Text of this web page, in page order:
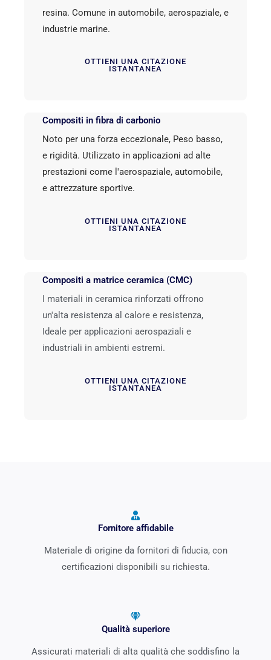
resina. Comune in automobile, aerospaziale, e
industrie marine.
OTTIENI UNA CITAZIONE
ISTANTANEA
Compositi in fibra di carbonio
Noto per una forza eccezionale, Peso basso,
e rigidità. Utilizzato in applicazioni ad alte
prestazioni come l'aerospaziale, automobile,
e attrezzature sportive.
OTTIENI UNA CITAZIONE
ISTANTANEA
Compositi a matrice ceramica (CMC)
I materiali in ceramica rinforzati offrono
un'alta resistenza al calore e resistenza,
Ideale per applicazioni aerospaziali e
industriali in ambienti estremi.
OTTIENI UNA CITAZIONE
ISTANTANEA
Fornitore affidabile
Materiale di origine da fornitori di fiducia, con
certificazioni disponibili su richiesta.
Qualità superiore
Assicurati materiali di alta qualità che soddisfino la